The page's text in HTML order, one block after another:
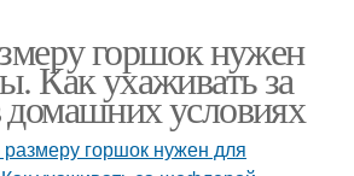
горшок нужен
Как ухаживать за
условиях